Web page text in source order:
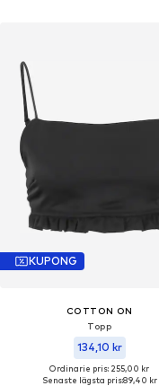
KUPONG
COTTON ON
Topp
134,10 kr
Ordinarie pris: 255,00 kr
Senaste lägsta pris:89,40 kr